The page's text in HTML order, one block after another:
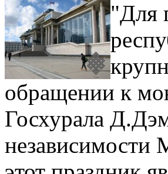
"Для
обращении к
Госхурала
независимости